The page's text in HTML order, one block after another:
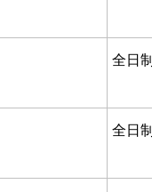
全日制
全日制